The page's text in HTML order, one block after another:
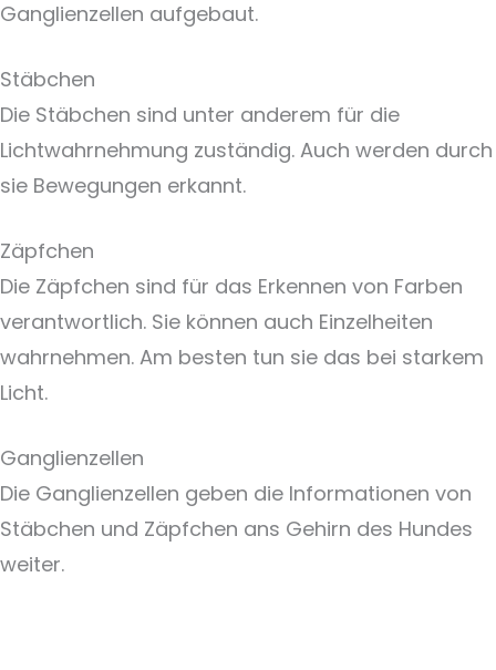
Ganglienzellen aufgebaut.
Stäbchen
Die Stäbchen sind unter anderem für die
Lichtwahrnehmung zuständig. Auch werden durch
sie Bewegungen erkannt.
Zäpfchen
Die Zäpfchen sind für das Erkennen von Farben
verantwortlich. Sie können auch Einzelheiten
wahrnehmen. Am besten tun sie das bei starkem
Licht.
Ganglienzellen
Die Ganglienzellen geben die Informationen von
Stäbchen und Zäpfchen ans Gehirn des Hundes
weiter.